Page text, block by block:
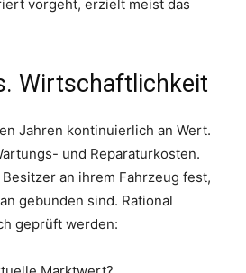
vorgeht, erzielt meist das
Wirtschaftlichkeit
Jahren kontinuierlich an Wert.
und Reparaturkosten.
an ihrem Fahrzeug fest,
gebunden sind. Rational
geprüft werden: